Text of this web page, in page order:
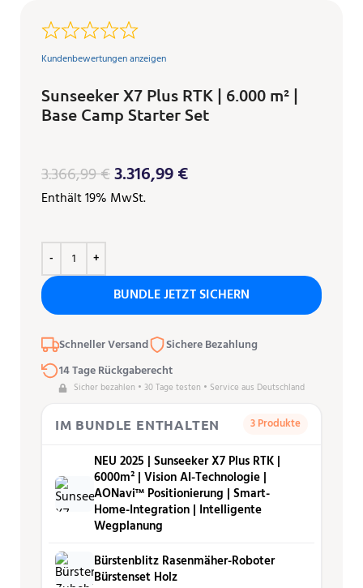
Kundenbewertungen anzeigen
Sunseeker X7 Plus RTK | 6.000 m² |
Base Camp Starter Set
3.366,99€3.316,99€
Enthält 19% MwSt.
BUNDLE JETZT SICHERN
Schneller Versand
Sichere Bezahlung
14 Tage Rückgaberecht
Sicher bezahlen • 30 Tage testen • Service aus Deutschland
IM BUNDLE ENTHALTEN 3 Produkte
NEU 2025 | Sunseeker X7 Plus RTK |
6000m² | Vision AI-Technologie |
AONavi™ Positionierung | Smart-
Home-Integration | Intelligente
Wegplanung
Bürstenblitz Rasenmäher-Roboter
Bürstenset Holz